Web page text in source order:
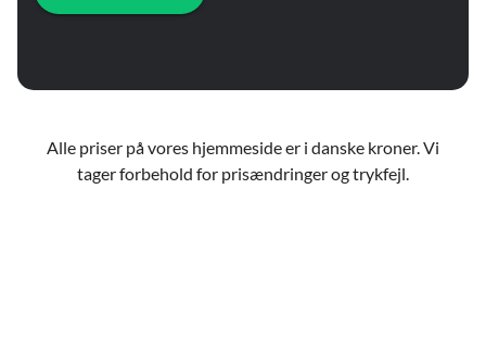
Alle priser på vores hjemmeside er i danske kroner. Vi
tager forbehold for prisændringer og trykfejl.